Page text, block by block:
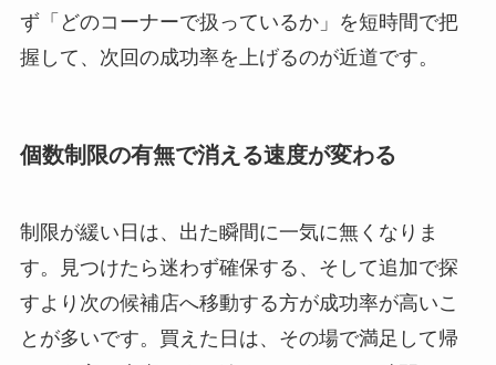
ず「どのコーナーで扱っているか」を短時間で把
握して、次回の成功率を上げるのが近道です。
個数制限の有無で消える速度が変わる
制限が緩い日は、出た瞬間に一気に無くなりま
す。見つけたら迷わず確保する、そして追加で探
すより次の候補店へ移動する方が成功率が高いこ
とが多いです。買えた日は、その場で満足して帰